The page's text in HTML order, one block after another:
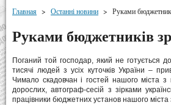
Главная > Останні новини > Руками
Руками бюджетників
Поганий той господар, який не готується
тисячі людей з усіх куточків України –
Чимало скадовчан і гостей нашого міста
дорослих, автограф-сесій з зірками
працівники бюджетних установ нашого